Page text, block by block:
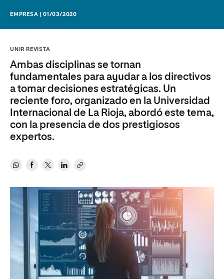
EMPRESA | 01/03/2020
UNIR REVISTA
Ambas disciplinas se tornan
fundamentales para ayudar a los directivos
a tomar decisiones estratégicas. Un
reciente foro, organizado en la Universidad
Internacional de La Rioja, abordó este tema,
con la presencia de dos prestigiosos
expertos.